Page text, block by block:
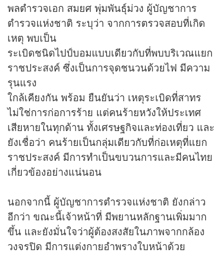
พลตำรวจเอก สมยศ พุ่มพันธุ์ม่วง ผู้บัญชาการ
ตำรวจแห่งชาติ ระบุว่า จากการตรวจสอบที่เกิด
เหตุ พบเป็น
ระเบิดชนิดไปป์บอมแบบเดียวกับที่พบบริเวณแยก
ราชประสงค์ ซึ่งเป็นการจุดชนวนด้วยไฟ มีความ
รุนแรง
ใกล้เคียงกัน พร้อม ยืนยันว่า เหตุระเบิดที่สาทร
ไม่ใช่การก่อการร้าย แต่คนร้ายหวังให้ประเทศ
เสียหายในทุกด้าน ทั้งเศรษฐกิจและท่องเที่ยว และ
ยังเชื่อว่า คนร้ายเป็นกลุ่มเดียวกับที่ก่อเหตุที่แยก
ราชประสงค์ มีการทำเป็นขบวนการและมีคนไทย
เกี่ยวข้องอย่างแน่นอน
นอกจากนี้ ผู้บัญชาการตำรวจแห่งชาติ ยังกล่าว
อีกว่า ขณะนี้เจ้าหน้าที่ มีพยานหลักฐานเพิ่มมาก
ขึ้น และยังมั่นใจว่าผู้ต้องสงสัยในภาพจากกล้อง
วงจรปิด มีการแต่งกายอำพรางใบหน้าด้วย